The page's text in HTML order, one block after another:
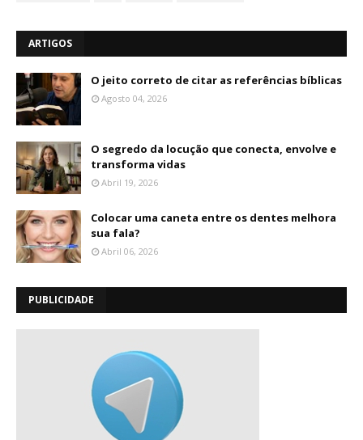
ARTIGOS
O jeito correto de citar as referências bíblicas
Agosto 04, 2026
O segredo da locução que conecta, envolve e
transforma vidas
Abril 19, 2026
Colocar uma caneta entre os dentes melhora
sua fala?
Abril 06, 2026
PUBLICIDADE